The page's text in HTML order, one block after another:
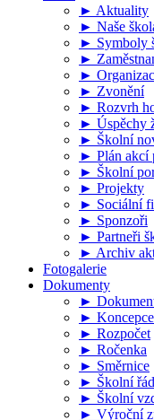
► Aktuality
► Naše
► Symboly
►
►
► Zvonění
► Rozvrh
► Úspěchy
► Školní
► Plán akcí
► Školní
► Projekty
► Sociální
► Sponzoři
► Partneři
► Archiv
Fotogalerie
Dokumenty
►
►
► Rozpočet
► Ročenka
► Směrnice
► Školní řád
► Školní
► Výroční